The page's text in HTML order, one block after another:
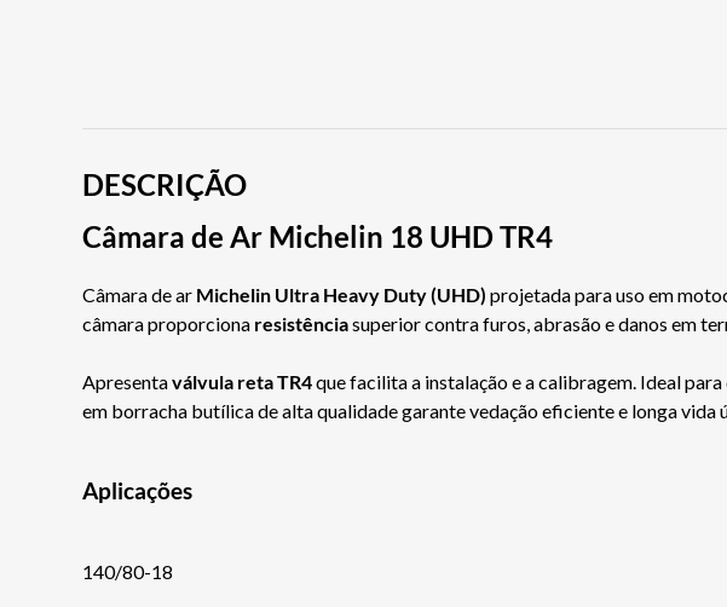
DESCRIÇÃO
Câmara de Ar Michelin 18 UHD TR4
Câmara de ar Michelin Ultra Heavy Duty (UHD) projetada para uso em
câmara proporciona resistênciasuperior contra furos, abrasão e danos em
Apresentaválvula reta TR4que facilita a instalação e a calibragem. Ideal
em borracha butílica de alta qualidade garante vedação eficiente e longa vida
Aplicações
140/80-18